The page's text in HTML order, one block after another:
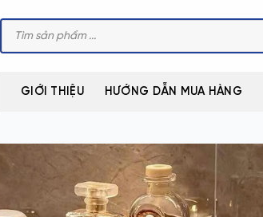
Tìm
kiếm
phẩm
GIỚI THIỆU HƯỚNG DẪN MUA HÀNG